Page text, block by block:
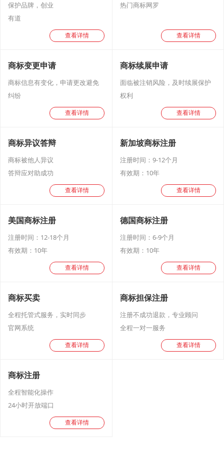
保护品牌，创业
有道
查看详情
热门商标网罗
查看详情
商标变更申请
商标信息有变化，申请更改避免
纠纷
查看详情
商标续展申请
面临被注销风险，及时续展保护
权利
查看详情
商标异议答辩
商标被他人异议
答辩应对助成功
查看详情
新加坡商标注册
注册时间：9-12个月
有效期：10年
查看详情
美国商标注册
注册时间：12-18个月
有效期：10年
查看详情
德国商标注册
注册时间：6-9个月
有效期：10年
查看详情
商标买卖
全程托管式服务，实时同步
官网系统
查看详情
商标担保注册
注册不成功退款，专业顾问
全程一对一服务
查看详情
商标注册
全程智能化操作
24小时开放端口
查看详情